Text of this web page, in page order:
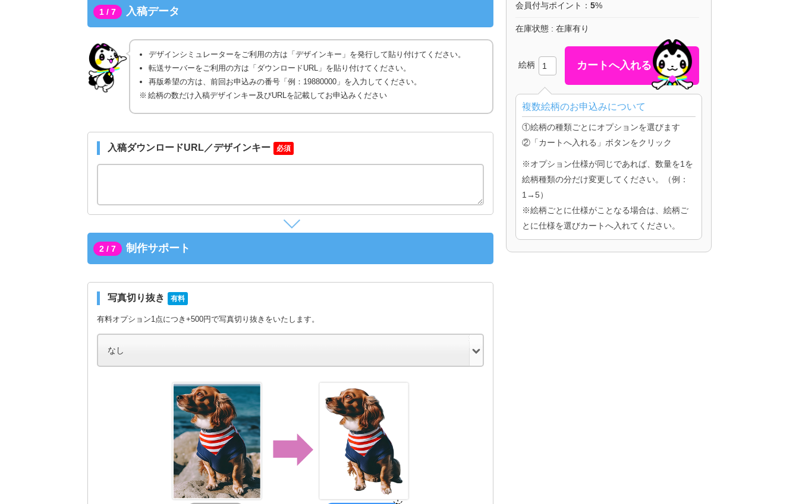
1 / 7 入稿データ
デザインシミュレーターをご利用の方は「デザインキー」を発行して貼り付けてください。
転送サーバーをご利用の方は「ダウンロードURL」を貼り付けてください。
再版希望の方は、前回お申込みの番号「例：19880000」を入力してください。
絵柄の数だけ入稿デザインキー及びURLを記載してお申込みください
入稿ダウンロードURL／デザインキー 必須
2 / 7 制作サポート
写真切り抜き 有料
有料オプション1点につき+500円で写真切り抜きをいたします。
会員付与ポイント： 5%
在庫状態 : 在庫有り
絵柄
複数絵柄のお申込みについて
①絵柄の種類ごとにオプションを選びます
②「カートへ入れる」ボタンをクリック
※オプション仕様が同じであれば、数量を1を
絵柄種類の分だけ変更してください。（例：
1→5）
※絵柄ごとに仕様がことなる場合は、絵柄ご
とに仕様を選びカートへ入れてください。